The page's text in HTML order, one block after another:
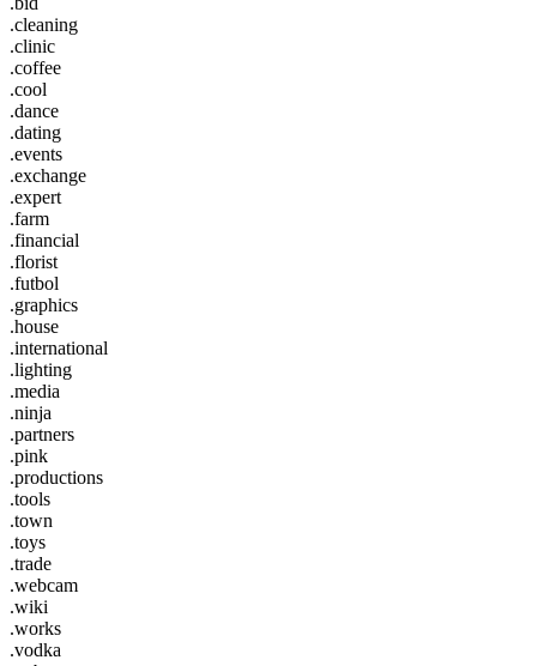
.cleaning
.clinic
.coffee
.cool
.dance
.dating
.events
.exchange
.expert
.farm
.financial
.florist
.futbol
.graphics
.house
.international
.lighting
.media
.ninja
.partners
.pink
.productions
.tools
.town
.toys
.trade
.webcam
.wiki
.works
.vodka